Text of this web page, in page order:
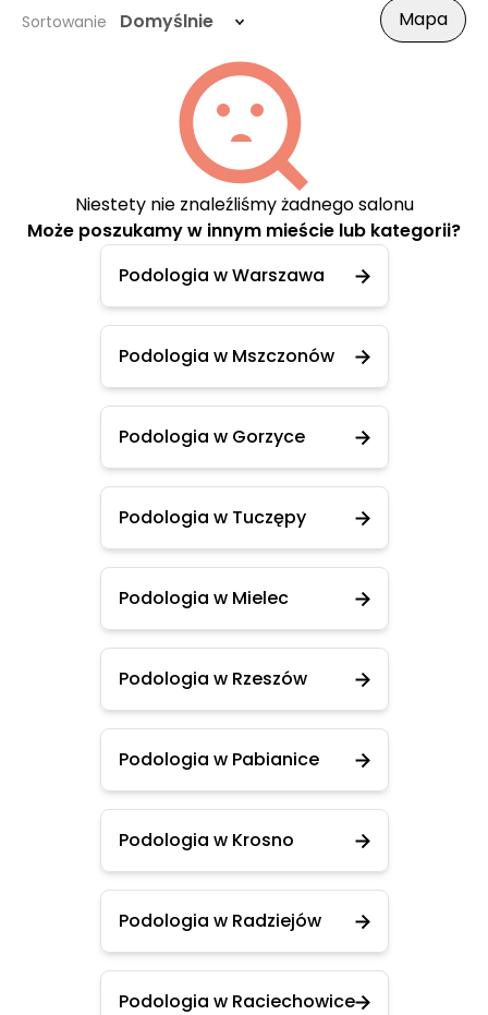
Sortowanie Domyślnie Mapa
Niestety nie znaleźliśmy żadnego salonu
Może poszukamy w innym mieście lub kategorii?
Podologia w Warszawa
Podologia w Mszczonów
Podologia w Gorzyce
Podologia w Tuczępy
Podologia w Mielec
Podologia w Rzeszów
Podologia w Pabianice
Podologia w Krosno
Podologia w Radziejów
Podologia w Raciechowice